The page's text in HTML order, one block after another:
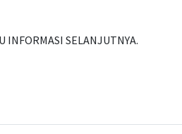
INFORMASI SELANJUTNYA.